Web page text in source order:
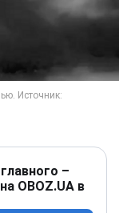
–
OBOZ.UA в